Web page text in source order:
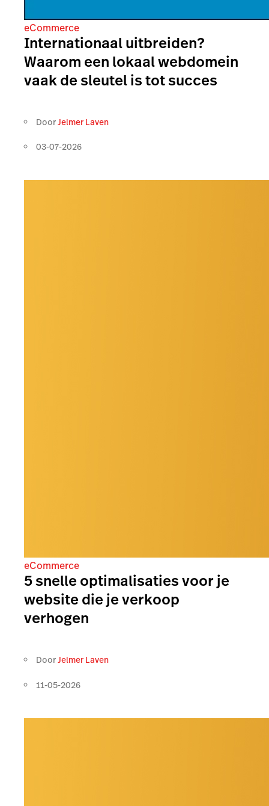
eCommerce
Internationaal uitbreiden?
Waarom een lokaal webdomein
vaak de sleutel is tot succes
DoorJelmer Laven
03-07-2026
eCommerce
5 snelle optimalisaties voor je
website die je verkoop
verhogen
DoorJelmer Laven
11-05-2026